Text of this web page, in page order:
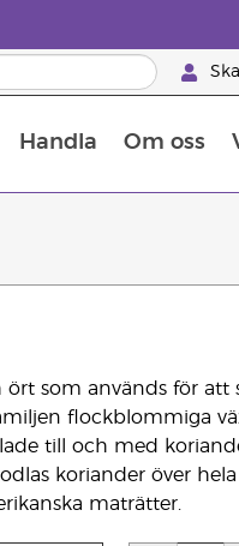
Handla Om oss
som används för att
flockblommiga
till och med
koriander över
maträtter.